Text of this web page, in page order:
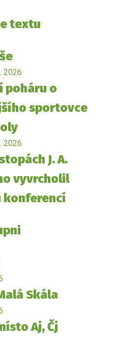
textu
2026
poháru o
sportovce
2026
J. A.
vyvrcholil
konferencí
Skála
Aj, Čj